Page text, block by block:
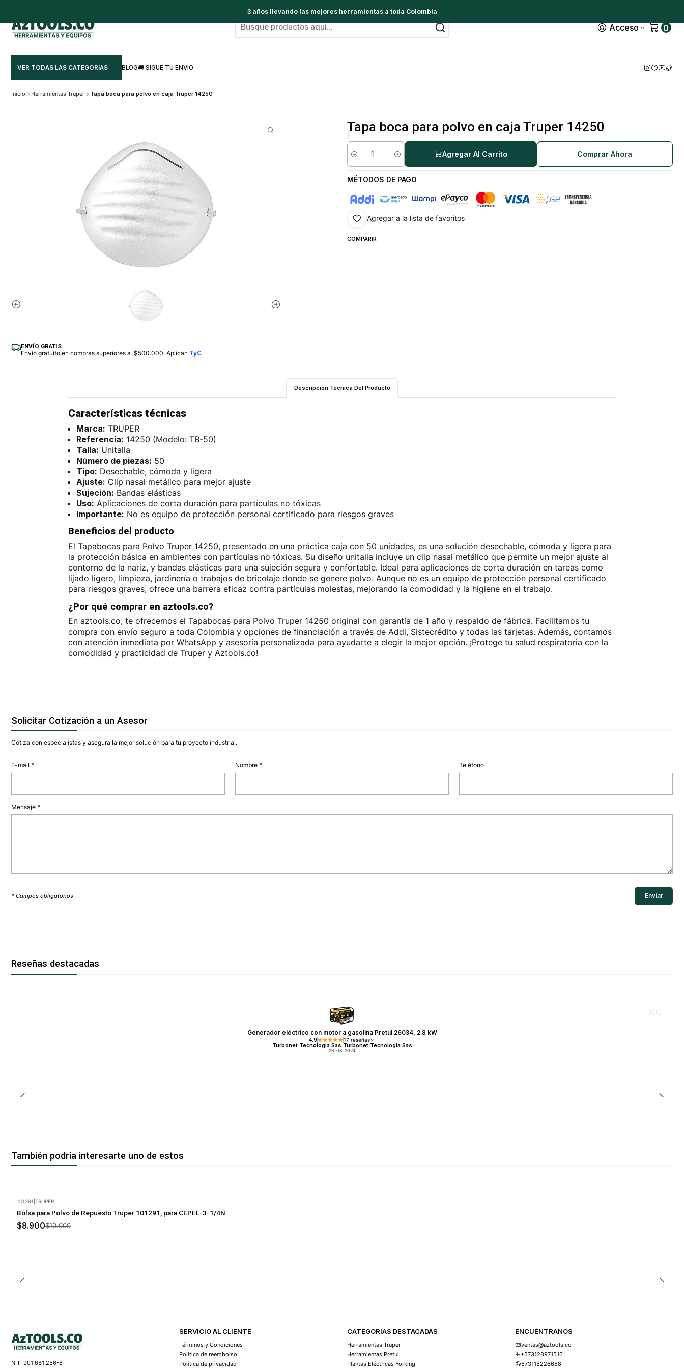
Acceso 0
VER TODAS LAS CATEGORÍAS BLOG🚚 SIGUE TU ENVÍO
3 años llevando las mejores herramientas a toda Colombia
Inicio Herramientas Truper Tapa boca para polvo en caja Truper 14250
Tapa boca para polvo en caja Truper 14250
Cantidad
Agregar Al Carrito Comprar Ahora
MÉTODOS DE PAGO
Agregar a la lista de favoritos
COMPARIR
ENVÍO GRATIS
Envío gratuito en compras superiores a $500.000. Aplican TyC
Descripción Técnica Del Producto
Características técnicas
Marca: TRUPER
Referencia: 14250 (Modelo: TB-50)
Talla: Unitalla
Número de piezas: 50
Tipo: Desechable, cómoda y ligera
Ajuste: Clip nasal metálico para mejor ajuste
Sujeción: Bandas elásticas
Uso: Aplicaciones de corta duración para partículas no tóxicas
Importante: No es equipo de protección personal certificado para riesgos graves
Beneficios del producto
El Tapabocas para Polvo Truper 14250, presentado en una práctica caja con 50 unidades, es una solución desechable, cómoda y ligera para
la protección básica en ambientes con partículas no tóxicas. Su diseño unitalla incluye un clip nasal metálico que permite un mejor ajuste al
contorno de la nariz, y bandas elásticas para una sujeción segura y confortable. Ideal para aplicaciones de corta duración en tareas como
lijado ligero, limpieza, jardinería o trabajos de bricolaje donde se genere polvo. Aunque no es un equipo de protección personal certificado
para riesgos graves, ofrece una barrera eficaz contra partículas molestas, mejorando la comodidad y la higiene en el trabajo.
¿Por qué comprar en aztools.co?
En aztools.co, te ofrecemos el Tapabocas para Polvo Truper 14250 original con garantía de 1 año y respaldo de fábrica. Facilitamos tu
compra con envío seguro a toda Colombia y opciones de financiación a través de Addi, Sistecrédito y todas las tarjetas. Además, contamos
con atención inmediata por WhatsApp y asesoría personalizada para ayudarte a elegir la mejor opción. ¡Protege tu salud respiratoria con la
comodidad y practicidad de Truper y Aztools.co!
Solicitar Cotización a un Asesor
Cotiza con especialistas y asegura la mejor solución para tu proyecto industrial.
E-mail * Nombre * Teléfono
Mensaje *
* Campos obligatorios
Reseñas destacadas
Generador eléctrico con motor a gasolina Pretul 26034, 2.8 kW
4.9 17 reseñas
Turbonet Tecnologia Sas Turbonet Tecnologia Sas
26-08-2024
También podría interesarte uno de estos
101291 TRUPER
Bolsa para Polvo de Repuesto Truper 101291, para CEPEL-3-1/4N
$8.900$10.000
NIT: 901.681.256-8
SERVICIO AL CLIENTE
Términos y Condiciones
Politica de reembolso
Política de privacidad
CATEGORÍAS DESTACADAS
Herramientas Truper
Herramientas Pretul
Plantas Eléctricas Yorking
ENCUÉNTRANOS
ventas@aztools.co
+573128971516
573115226688